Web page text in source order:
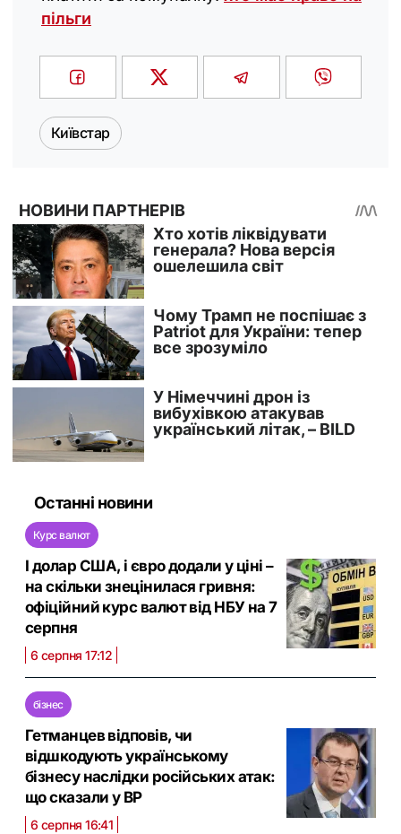
пільги
Київстар
Останні новини
Курс валют
І долар США, і євро додали у ціні –
на скільки знецінилася гривня:
офіційний курс валют від НБУ на 7
серпня
6 серпня 17:12
бізнес
Гетманцев відповів, чи
відшкодують українському
бізнесу наслідки російських атак:
що сказали у ВР
6 серпня 16:41